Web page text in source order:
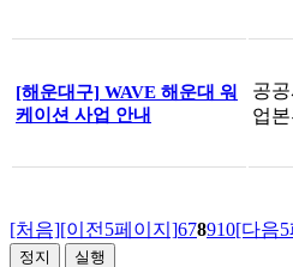
[해운대구] WAVE 해운대 워
케이션 사업 안내
공
업
[처음][이전5페이지]678910[다음
정지 실행